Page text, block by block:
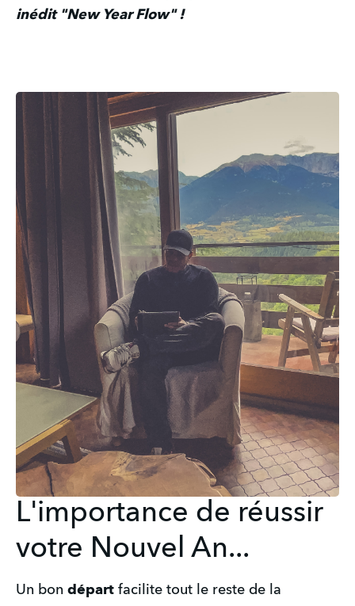
inédit "New Year Flow" !
L'importance de réussir
votre Nouvel An...
Un bon départ facilite tout le reste de la